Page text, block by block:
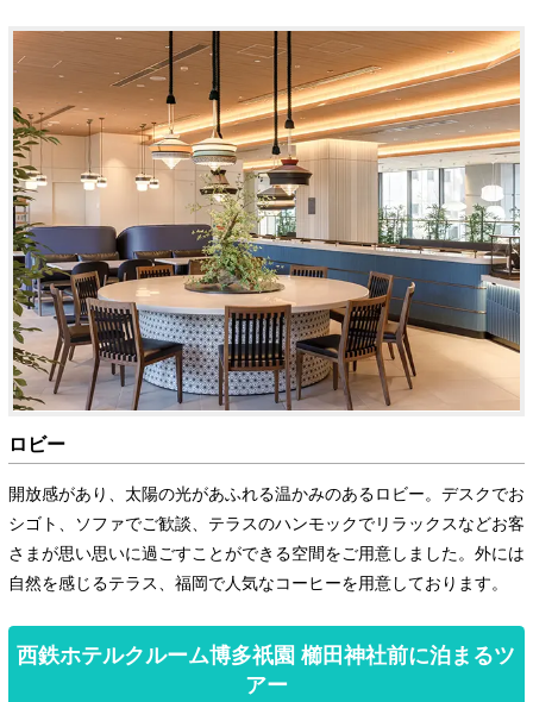
ロビー
開放感があり、太陽の光があふれる温かみのあるロビー。デスクでお
シゴト、ソファでご歓談、テラスのハンモックでリラックスなどお客
さまが思い思いに過ごすことができる空間をご用意しました。外には
自然を感じるテラス、福岡で人気なコーヒーを用意しております。
西鉄ホテルクルーム博多祇園 櫛田神社前に泊まるツ
アー